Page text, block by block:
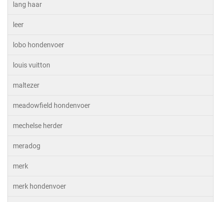
lang haar
leer
lobo hondenvoer
louis vuitton
maltezer
meadowfield hondenvoer
mechelse herder
meradog
merk
merk hondenvoer